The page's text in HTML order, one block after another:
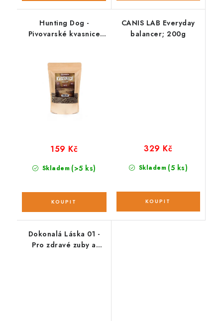
Hunting Dog -
Pivovarské kvasnice
Skladem (>5 ks)
159 Kč
CANIS LAB Everyday
balancer; 200g
Skladem (5 ks)
329 Kč
Dokonalá Láska 01 -
Pro zdravé zuby a